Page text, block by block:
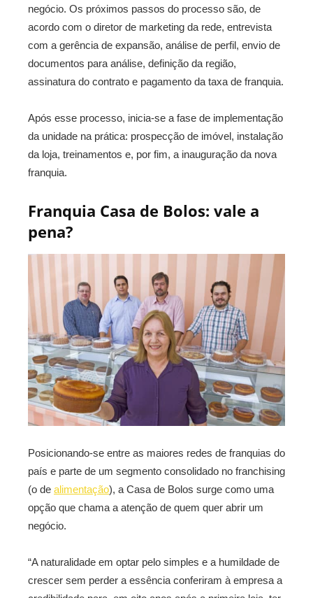
negócio. Os próximos passos do processo são, de
acordo com o diretor de marketing da rede, entrevista
com a gerência de expansão, análise de perfil, envio de
documentos para análise, definição da região,
assinatura do contrato e pagamento da taxa de franquia.
Após esse processo, inicia-se a fase de implementação
da unidade na prática: prospecção de imóvel, instalação
da loja, treinamentos e, por fim, a inauguração da nova
franquia.
Franquia Casa de Bolos: vale a
pena?
Posicionando-se entre as maiores redes de franquias do
país e parte de um segmento consolidado no franchising
(o de alimentação), a Casa de Bolos surge como uma
opção que chama a atenção de quem quer abrir um
negócio.
“A naturalidade em optar pelo simples e a humildade de
crescer sem perder a essência conferiram à empresa a